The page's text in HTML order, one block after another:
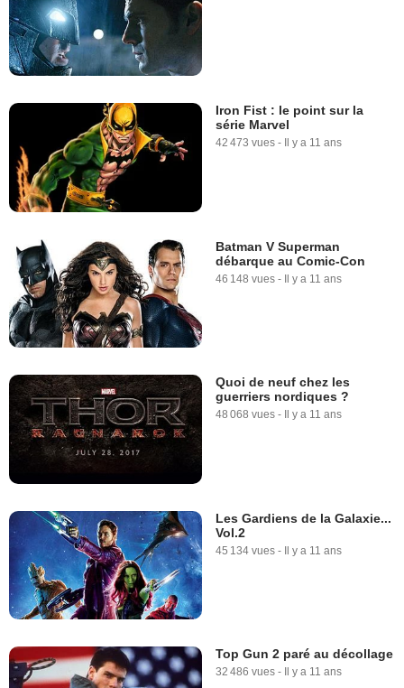
Iron Fist : le point sur la
série Marvel
42 473 vues - Il y a 11 ans
Batman V Superman
débarque au Comic-Con
46 148 vues - Il y a 11 ans
Quoi de neuf chez les
guerriers nordiques ?
48 068 vues - Il y a 11 ans
Les Gardiens de la Galaxie...
Vol.2
45 134 vues - Il y a 11 ans
Top Gun 2 paré au décollage
32 486 vues - Il y a 11 ans